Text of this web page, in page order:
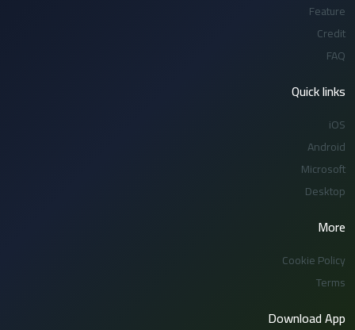
Feature
Credit
FAQ
Quick links
iOS
Android
Microsoft
Desktop
More
Cookie Policy
Terms
Download App